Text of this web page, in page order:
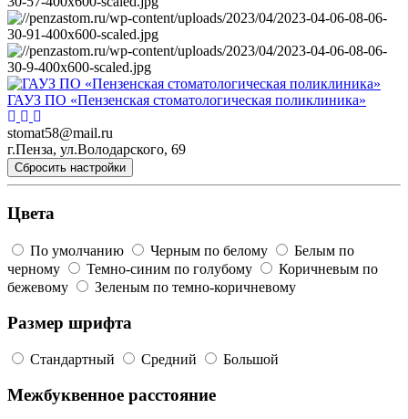
ГАУЗ ПО «Пензенская стоматологическая поликлиника»
stomat58@mail.ru
г.Пенза, ул.Володарского, 69
Сбросить настройки
Цвета
По умолчанию Черным по белому
Белым по
черному
Темно-синим по голубому
Коричневым по
бежевому
Зеленым по темно-коричневому
Размер шрифта
Стандартный Средний Большой
Межбуквенное расстояние